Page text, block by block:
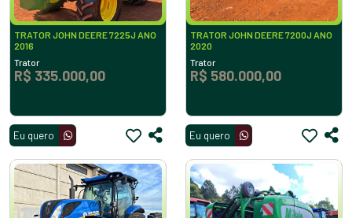
TRATOR JOHN DEERE 7225J ANO
2016
Trator
R$ 335.000,00
Eu quero
TRATOR JOHN DEERE 7200J ANO
2020
Trator
R$ 580.000,00
Eu quero